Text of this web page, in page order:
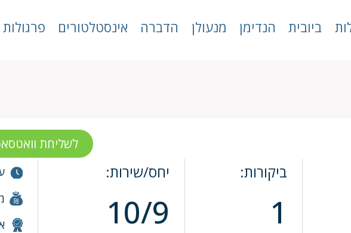
ביובית הנדימן מנעולן הדברה אינסטלטורים פרגולות
ביקורות:
1
יחס/שירות:
10/9
לשליחת